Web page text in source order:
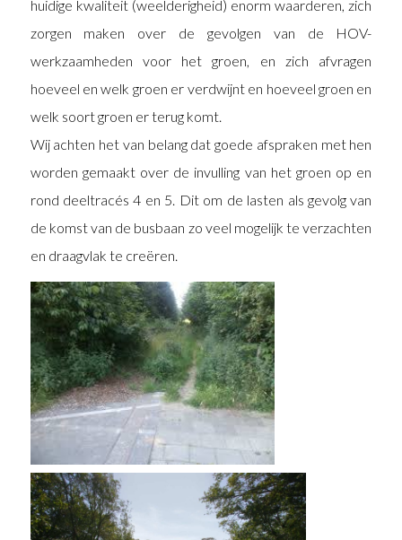
huidige kwaliteit (weelderigheid) enorm waarderen, zich
zorgen maken over de gevolgen van de HOV-
werkzaamheden voor het groen, en zich afvragen
hoeveel en welk groen er verdwijnt en hoeveel groen en
welk soort groen er terug komt.
Wij achten het van belang dat goede afspraken met hen
worden gemaakt over de invulling van het groen op en
rond deeltracés 4 en 5. Dit om de lasten als gevolg van
de komst van de busbaan zo veel mogelijk te verzachten
en draagvlak te creëren.